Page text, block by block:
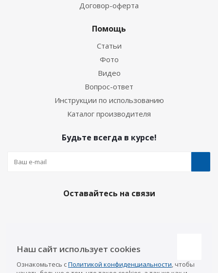
Договор-оферта
Помощь
Статьи
Фото
Видео
Вопрос-ответ
Инструкции по использованию
Каталог производителя
Будьте всегда в курсе!
Оставайтесь на связи
Казань
8 (843) 207-03-08
info@a-pricep.ru
Наш сайт использует cookies
Ознакомьтесь сПолитикой конфиденциальности, чтобы